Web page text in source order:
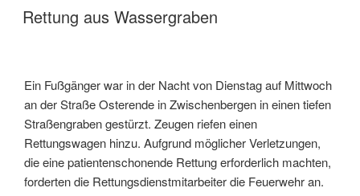
Rettung aus Wassergraben
Ein Fußgänger war in der Nacht von Dienstag auf Mittwoch
an der Straße Osterende in Zwischenbergen in einen tiefen
Straßengraben gestürzt. Zeugen riefen einen
Rettungswagen hinzu. Aufgrund möglicher Verletzungen,
die eine patientenschonende Rettung erforderlich machten,
forderten die Rettungsdienstmitarbeiter die Feuerwehr an.